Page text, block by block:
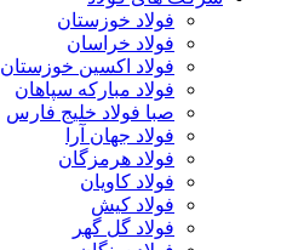
فولاد خوزستان
فولاد خراسان
فولاد اکسین خوزستان
فولاد مبارکه سپاهان
صبا فولاد خلیج فارس
فولاد جهان آرا
فولاد هرمزگان
فولاد کاویان
فولاد کیش
فولاد گل گهر